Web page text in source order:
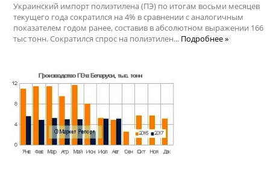
Украинский импорт полиэтилена (ПЭ) по итогам восьми месяцев
текущего года сократился на 4% в сравнении с аналогичным
показателем годом ранее, составив в абсолютном выражении 166
тыс тонн. Сократился спрос на полиэтилен... Подробнее »